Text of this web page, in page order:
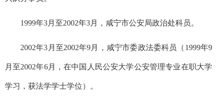
1999年3月至2002年3月，咸宁市公安局政治处科员。
2002年3月至2002年9月，咸宁市委政法委科员（1999年9
月至2002年6月，在中国人民公安大学公安管理专业在职大学
学习，获法学学士学位）。